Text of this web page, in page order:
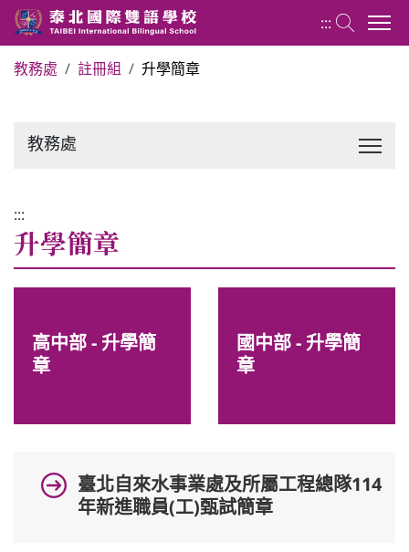
教務處 註冊組 升學簡章
教務處
:::
升學簡章
高中部 - 升學簡
章
國中部 - 升學簡
章
臺北自來水事業處及所屬工程總隊114
年新進職員(工)甄試簡章
:::
最新消息
行事曆
招生專區
技術型高中